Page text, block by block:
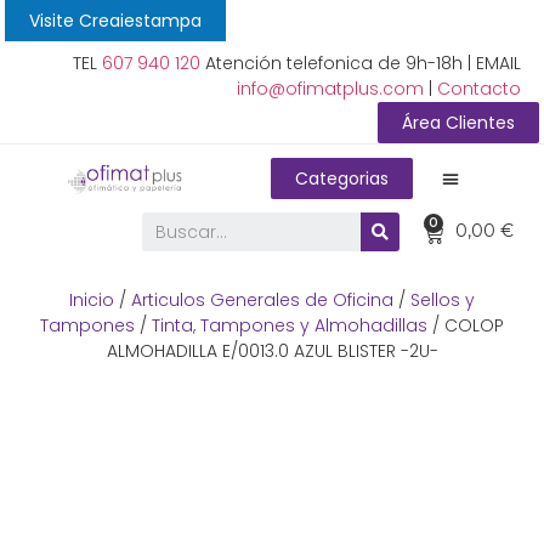
Visite Creaiestampa
TEL 607 940 120 Atención telefonica de 9h-18h | EMAIL
info@ofimatplus.com
Contacto
Área Clientes
Categorias
0,00€
0
Inicio / Articulos Generales de Oficina / Sellos y
Tampones / Tinta, Tampones y Almohadillas / COLOP
ALMOHADILLA E/0013.0 AZUL BLISTER -2U-